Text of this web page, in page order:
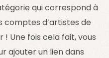
qui correspond à
d’artistes de
Une fois cela fait, vous
ajouter un lien dans